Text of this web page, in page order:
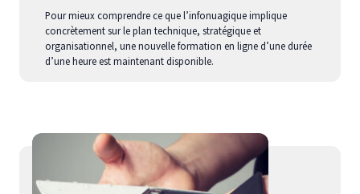
Pour mieux comprendre ce que l’infonuagique implique
concrètement sur le plan technique, stratégique et
organisationnel, une nouvelle formation en ligne d’une durée
d’une heure est maintenant disponible.